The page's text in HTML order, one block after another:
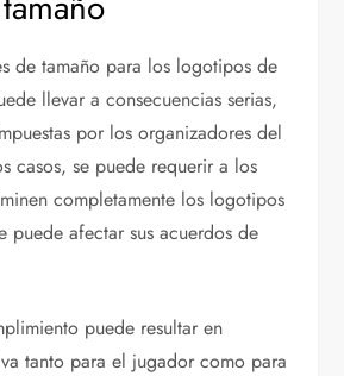
de tamaño para los logotipos de
llevar a consecuencias serias,
por los organizadores del
casos, se puede requerir a los
completamente los logotipos
puede afectar sus acuerdos de
puede resultar en
tanto para el jugador como para